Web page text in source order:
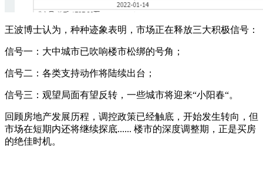
王波博士认为，种种迹象表明，市场正在释放三大积极信号：
信号一：大中城市已吹响楼市松绑的号角；
信号二：各类支持动作将陆续出台；
信号三：观望局面有望反转，一些城市将迎来“小阳春“。
回顾房地产发展历程，调控政策已经触底，开始发生转向，但
市场在短期内还将继续探底...... 楼市的深度调整期，正是买房
的绝佳时机。